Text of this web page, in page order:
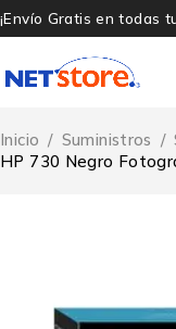
¡Envío Gratis en todas
Inicio / Suministros /
HP 730 Negro